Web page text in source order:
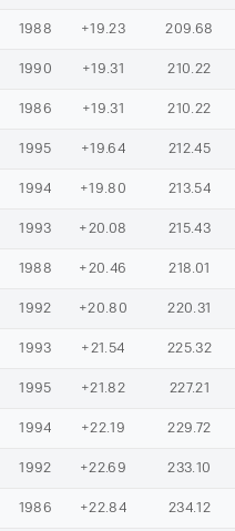
1988 +19.23 209.68
1990 +19.31 210.22
1986 +19.31 210.22
1995 +19.64 212.45
1994 +19.80 213.54
1993 +20.08 215.43
1988 +20.46 218.01
1992 +20.80 220.31
1993 +21.54 225.32
1995 +21.82 227.21
1994 +22.19 229.72
1992 +22.69 233.10
1986 +22.84 234.12